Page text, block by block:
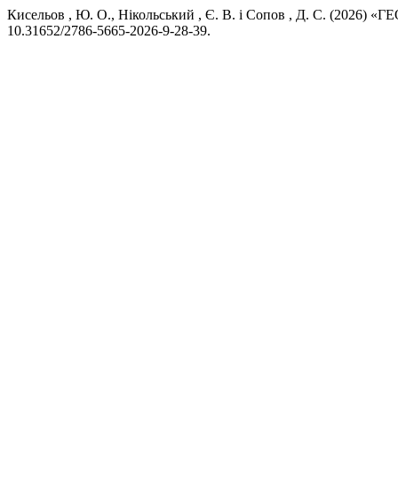
Кисельов , Ю. О., Нікольський , Є. В. і Сопов , Д. С.
10.31652/2786-5665-2026-9-28-39.